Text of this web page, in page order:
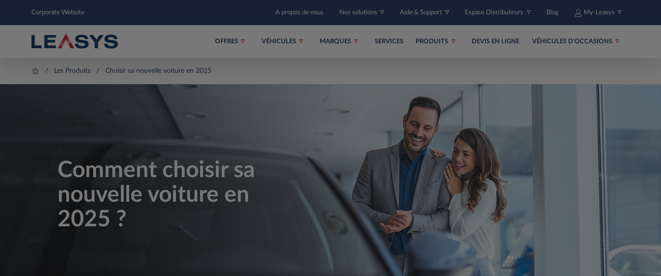
Corporate Website A propos de nous Nos solutions Aide & Support Espace Distributeurs Blog My-Leasys
OFFRES VÉHICULES MARQUES SERVICES PRODUITS DEVIS EN LIGNE VÉHICULES D'OCCASIONS
Les Produits Choisir sa nouvelle voiture en 2025
Comment choisir sa
nouvelle voiture en
2025 ?